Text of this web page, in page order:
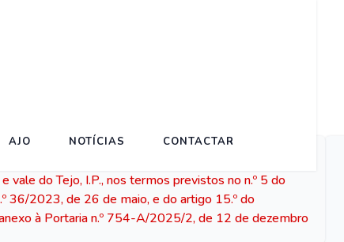
AJO NOTÍCIAS CONTACTAR
vale do Tejo, I.P., nos termos previstos no n.º 5 do
36/2023, de 26 de maio, e do artigo 15.º do
à Portaria n.º 754-A/2025/2, de 12 de dezembro